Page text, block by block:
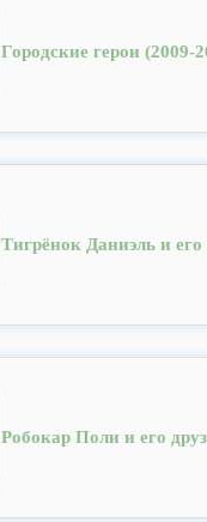
Городские герои
Тигрёнок Даниэль и
Робокар Поли и его